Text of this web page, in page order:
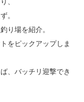
。
り場を紹介。
をピックアップしま
、バッチリ迎撃でき